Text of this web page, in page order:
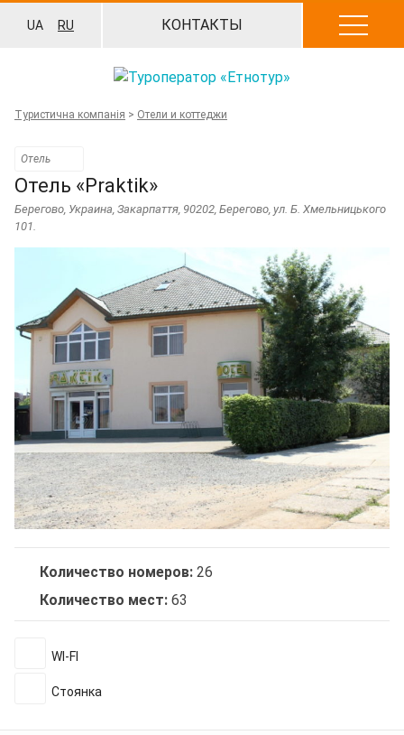
UA RU КОНТАКТЫ
Туристична компанія > Отели и коттеджи
Отель
Отель «Praktik»
Берегово Украина, Закарпаття, 90202, Берегово, ул. Б. Хмельницького
101.
Количество номеров: 26
Количество мест: 63
WI-FI
Стоянка